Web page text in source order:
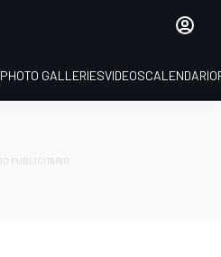
PHOTO GALLERIESVIDEOSCALENDARIO